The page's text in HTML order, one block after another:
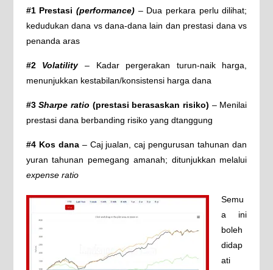
#1 Prestasi (performance)– Dua perkara perlu dilihat;
kedudukan dana vs dana-dana lain dan prestasi dana vs
penanda aras
#2 Volatility– Kadar pergerakan turun-naik harga,
menunjukkan kestabilan/konsistensi harga dana
#3Sharpe ratio (prestasi berasaskan risiko) – Menilai
prestasi dana berbanding risiko yang dtanggung
#4 Kos dana– Caj jualan, caj pengurusan tahunan dan
yuran tahunan pemegang amanah; ditunjukkan melalui
expense ratio
Semu
a ini
boleh
didap
ati